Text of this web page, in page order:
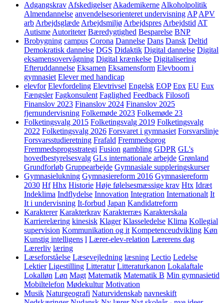
Adgangskrav Afskedigelser Akademikerne Alkoholpolitik
Almendannelse anvendelsesorienteret undervisning AP APV
arb Arbejdsglæde Arbejdsmiljø Arbejdspres Arbejdstid AT
Autisme Autoriteter Bæredygtighed Besparelse BNP
Brobygning campus Corona Dannelse Dans Dansk Deltid
Demokratisk dannelse DGS Didaktik Digital dannelse Digital
eksamensovervågning Digital krænkelse Digitalisering
Efteruddannelse Eksamen Eksamensform Elevboom i
gymnasiet Elever med handicap
elevfor Elevfordeling Elevtrivsel Engelsk EOP Epx EU Eux
Fængsler Fagkonsulent Faglighed Feedback Filosofi
Finanslov 2023 Finanslov 2024 Finanslov 2025
fjernundervisning Folkemøde 2023 Folkemøde 23
Folketingsvalg 2015 Folketingsvalg 2019 Folketingsvalg
2022 Folketingsvalg 2026 Forsvaret i gymnasiet Forsvarslinje
Forsvarsstudieretning Frafald Fremmedsprog
Fremmedsprogsstrategi Fusion gambling GDPR GL's
hovedbestyrelsesvalg GLs internationale arbejde Grønland
Grundforløb Gruppearbejde Gymnasiale suppleringskurser
Gymnasielukning Gymnasiereform 2016 Gymnasiereform
2030 Hf Hhx Historie Høje følelsesmæssige krav Htx Idræt
Indeklima Indflydelse Innovation Integration Internationalt It
It i undervisning It-forbud Japan Kandidatreform
Karakterer Karakterkrav Karakterræs Karakterskala
Karrierelæring kinesisk Klager Klasseledelse Klima Kollegial
supervision Kommunikation og it Kompetenceudvikling Køn
Kunstig intelligens l Lærer-elev-relation Lærerens dag
Lærerliv læring
Læseforståelse Læsevejledning læsning Lectio Ledelse
Lektier Ligestilling Litteratur Litteraturkanon Lokalaftale
Lokalløn Løn Magt Matematik Matematik B Min gymnasietid
Mobiltelefon Mødekultur Motivation
Musik Naturgeografi Naturvidenskab navneskift